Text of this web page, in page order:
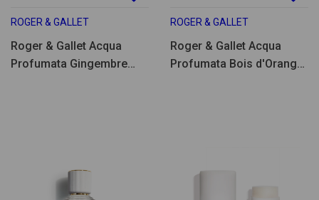
ROGER & GALLET
Roger & Gallet Acqua
Profumata Gingembre
ROGER & GALLET
Roger & Gallet Acqua
Profumata Bois d'Orange